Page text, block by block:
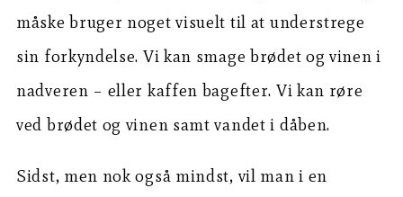
måske bruger noget visuelt til at understrege
sin forkyndelse. Vi kan smage brødet og vinen i
nadveren – eller kaffen bagefter. Vi kan røre
ved brødet og vinen samt vandet i dåben.
Sidst, men nok også mindst, vil man i en